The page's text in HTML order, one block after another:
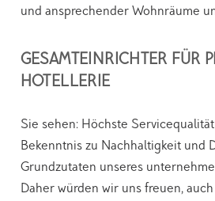
und ansprechender Wohnräume
GESAMTEINRICHTER FÜR
HOTELLERIE
Sie sehen: Höchste
Bekenntnis zu Nachhaltigkeit und
Grundzutaten unseres
Daher würden wir uns freuen,